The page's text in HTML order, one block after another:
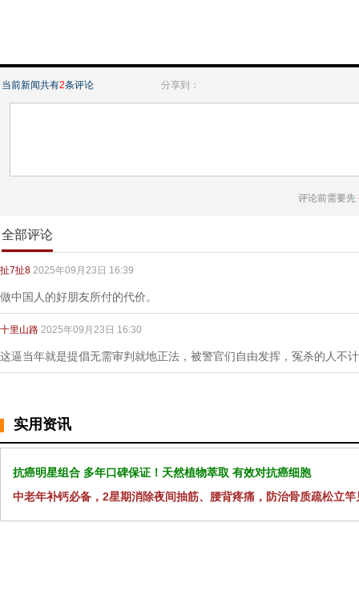
当前新闻共有2条评论 分享到：
评论前需要先
全部评论
扯7扯8 2025年09月23日 16:39
做中国人的好朋友所付的代价。
十里山路 2025年09月23日 16:30
这逼当年就是提倡无需审判就地正法，被警官们自由发挥，冤杀的人不
实用资讯
抗癌明星组合 多年口碑保证！天然植物萃取 有效对抗癌细胞
中老年补钙必备，2星期消除夜间抽筋、腰背疼痛，防治骨质疏松立竿